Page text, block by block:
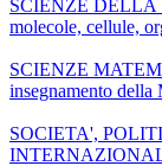
SCIENZE DELLA
molecole, cellule,
SCIENZE
insegnamento della
SOCIETA',